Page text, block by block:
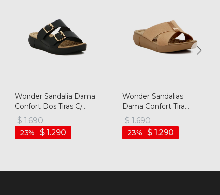
Wonder Sandalia Dama
Confort Dos Tiras C/
Hebilla - Negro
$ 1.690
$ 1.290
23
Wonder Sandalias
Dama Confort Tira
Cruzada C/ Aplique -
Camel
$ 1.690
$ 1.290
23